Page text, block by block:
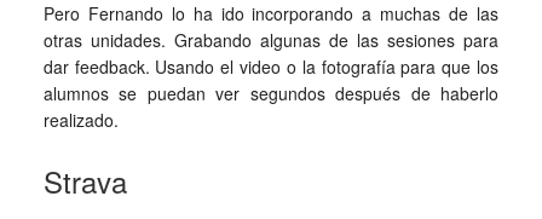
Pero Fernando lo ha ido incorporando a muchas de las
otras unidades. Grabando algunas de las sesiones para
dar feedback. Usando el video o la fotografía para que los
alumnos se puedan ver segundos después de haberlo
realizado.
Strava